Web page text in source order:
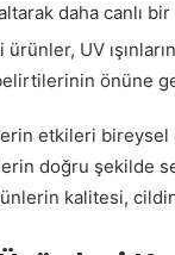
daha canlı
UV
önüne
etkileri bireysel
doğru şekilde
kalitesi,